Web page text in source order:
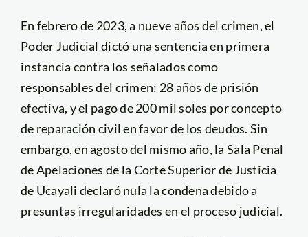
En febrero de 2023, a nueve años del crimen, el
Poder Judicial dictó una sentencia en primera
instancia contra los señalados como
responsables del crimen: 28 años de prisión
efectiva, y el pago de 200 mil soles por concepto
de reparación civil en favor de los deudos. Sin
embargo, en agosto del mismo año, la Sala Penal
de Apelaciones de la Corte Superior de Justicia
de Ucayali declaró nula la condena debido a
presuntas irregularidades en el proceso judicial.